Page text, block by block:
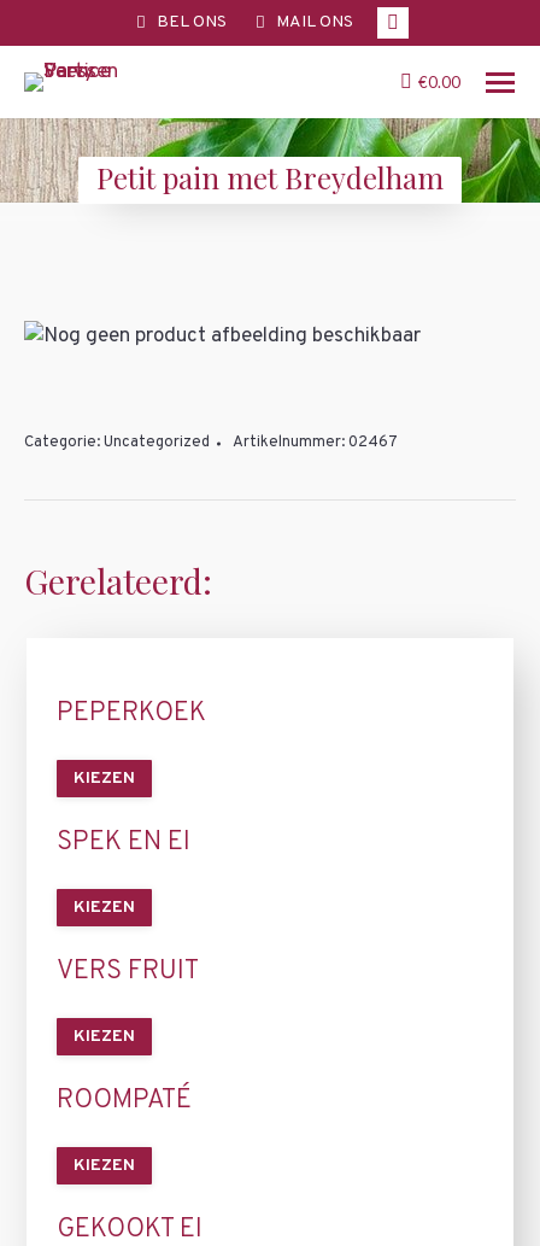
BEL ONS MAIL ONS
page
opens
in
new
window
€0.00
Petit pain met Breydelham
You are here:
Categorie:Uncategorized Artikelnummer:02467
Gerelateerd:
PEPERKOEK
KIEZEN
SPEK EN EI
KIEZEN
VERS FRUIT
KIEZEN
ROOMPATÉ
KIEZEN
GEKOOKT EI